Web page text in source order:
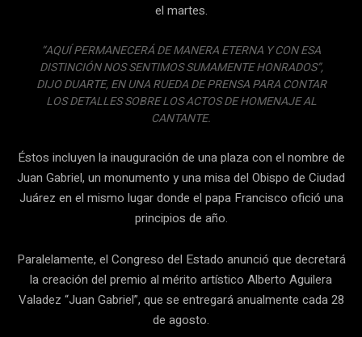
el martes.
“AQUÍ PERMANECERÁ DE MANERA ETERNA Y CON ESA
DISTINCIÓN NOS SENTIMOS SUMAMENTE HONRADOS”,
DIJO DUARTE, EN UNA RUEDA DE PRENSA PARA CONTAR
LOS DETALLES SOBRE LOS ACTOS DE HOMENAJE AL
CANTANTE.
Éstos incluyen la inauguración de una plaza con el nombre de
Juan Gabriel, un monumento y una misa del Obispo de Ciudad
Juárez en el mismo lugar donde el papa Francisco ofició una
principios de año.
Paralelamente, el Congreso del Estado anunció que decretará
la creación del premio al mérito artístico Alberto Aguilera
Valadez “Juan Gabriel”, que se entregará anualmente cada 28
de agosto.